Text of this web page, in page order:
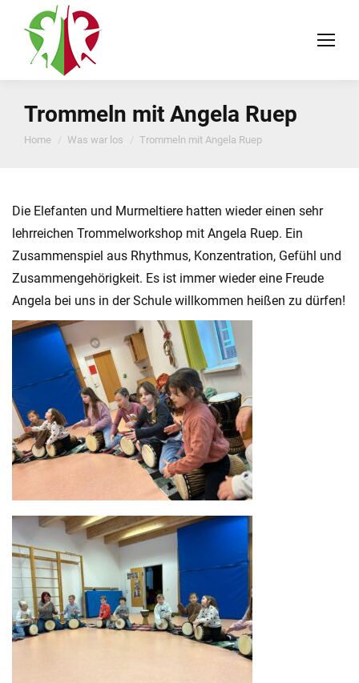
Trommeln mit Angela Ruep
You are here:
Home Was war los Trommeln mit Angela Ruep
Die Elefanten und Murmeltiere hatten wieder einen sehr
lehrreichen Trommelworkshop mit Angela Ruep. Ein
Zusammenspiel aus Rhythmus, Konzentration, Gefühl und
Zusammengehörigkeit. Es ist immer wieder eine Freude
Angela bei uns in der Schule willkommen heißen zu dürfen!